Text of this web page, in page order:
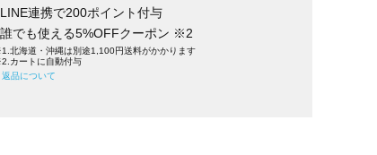
連携で200ポイント付与
でも使える5%OFFクーポン ※2
北海道・沖縄は別途1,100円送料がかかります
カートに自動付与
品について